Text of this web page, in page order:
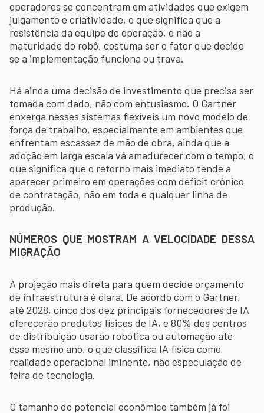
operadores se concentram em atividades que exigem
julgamento e criatividade, o que significa que a
resistência da equipe de operação, e não a
maturidade do robô, costuma ser o fator que decide
se a implementação funciona ou trava.
Há ainda uma decisão de investimento que precisa ser
tomada com dado, não com entusiasmo. O Gartner
enxerga nesses sistemas flexíveis um novo modelo de
força de trabalho, especialmente em ambientes que
enfrentam escassez de mão de obra, ainda que a
adoção em larga escala vá amadurecer com o tempo, o
que significa que o retorno mais imediato tende a
aparecer primeiro em operações com déficit crônico
de contratação, não em toda e qualquer linha de
produção.
NÚMEROS QUE MOSTRAM A VELOCIDADE DESSA
MIGRAÇÃO
A projeção mais direta para quem decide orçamento
de infraestrutura é clara. De acordo com o Gartner,
até 2028, cinco dos dez principais fornecedores de IA
oferecerão produtos físicos de IA, e 80% dos centros
de distribuição usarão robótica ou automação até
esse mesmo ano, o que classifica IA física como
realidade operacional iminente, não especulação de
feira de tecnologia.
O tamanho do potencial econômico também já foi